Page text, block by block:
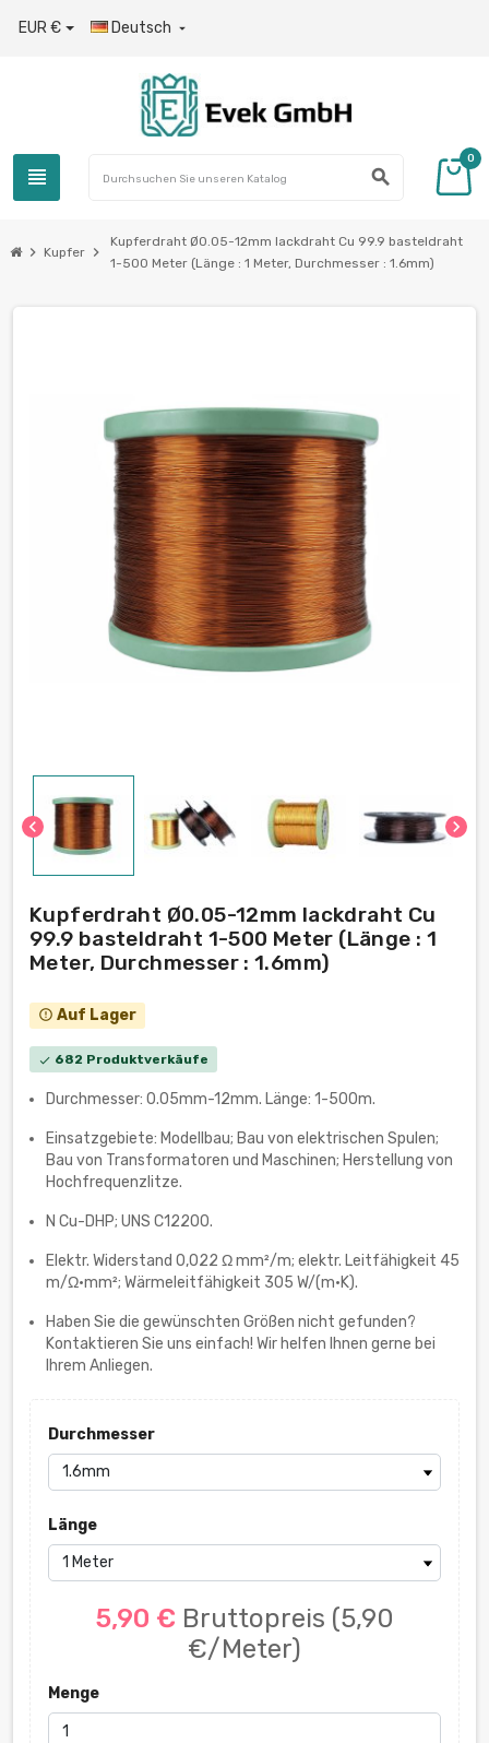
EUR € Deutsch 
view_headline search
0
chevron_right Kupfer chevron_right
Kupferdraht Ø0.05-12mm lackdraht Cu 99.9 basteldraht
1-500 Meter (Länge : 1 Meter, Durchmesser : 1.6mm)
chevron_left chevron_right
Kupferdraht Ø0.05-12mm lackdraht Cu
99.9 basteldraht 1-500 Meter (Länge : 1
Meter, Durchmesser : 1.6mm)
error_outline Auf Lager
check 682 Produktverkäufe
Durchmesser: 0.05mm-12mm. Länge: 1-500m.
Einsatzgebiete: Modellbau; Bau von elektrischen Spulen;
Bau von Transformatoren und Maschinen; Herstellung von
Hochfrequenzlitze.
N Cu-DHP; UNS C12200.
Elektr. Widerstand 0,022 Ω mm²/m; elektr. Leitfähigkeit 45
m/Ω•mm²; Wärmeleitfähigkeit 305 W/(m·K).
Haben Sie die gewünschten Größen nicht gefunden?
Kontaktieren Sie uns einfach! Wir helfen Ihnen gerne bei
Ihrem Anliegen.
Durchmesser
Länge
5,90 € Bruttopreis (5,90
€/Meter)
Menge